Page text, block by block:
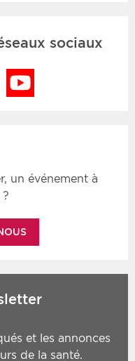
sociaux
LinkedIn
un événement à
et les annonces
de la santé.